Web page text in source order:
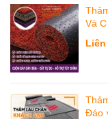
Và
Liên
Đáo